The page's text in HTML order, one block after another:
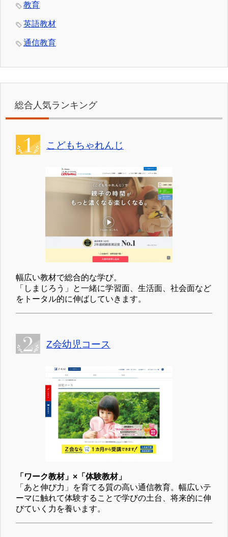
教育
英語教材
通信教育
総合人気ランキング
こどもちゃれんじ
幅広い教材で総合的な学び。
「しまじろう」と一緒に学習面、生活面、社会面など
をトータル的に伸ばしていきます。
Z会幼児コース
「ワーク教材」×「体験教材」
「あと伸び力」を育てる質の高い通信教育。幅広いテ
ーマに触れて体験することで学びの土台、将来的に伸
びていく力を養います。